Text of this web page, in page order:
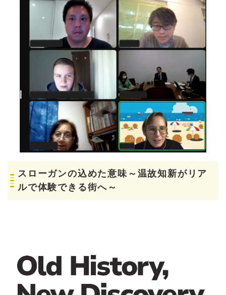
スローガンの込めた意味～温故知新がリア
ルで体験できる街へ～